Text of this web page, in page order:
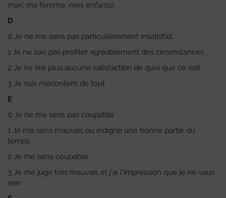
mari, ma femme, mes enfants)
D
0 Je ne me sens pas particulièrement insatisfait
1 Je ne sais pas profiter agréablement des circonstances
2 Je ne tire plus aucune satisfaction de quoi que ce soit
3 Je suis mécontent de tout
E
0 Je ne me sens pas coupable
1 Je me sens mauvais ou indigne une bonne partie du
temps
2 Je me sens coupable
3 Je me juge très mauvais et j’ai l’impression que je ne vaux
rien